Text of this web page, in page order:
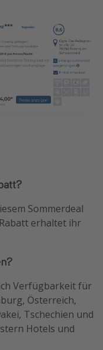
Sommerdeal
erhaltet ihr
Verfügbarkeit für
Österreich,
Tschechien und
Hotels und